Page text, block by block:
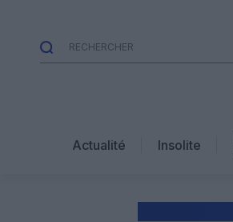
Actualité Insolite